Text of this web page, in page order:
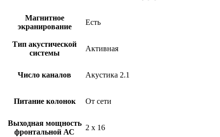
Магнитное
экранирование
Есть
Тип акустической
системы
Активная
Число каналов Акустика 2.1
Питание колонок От сети
Выходная мощность
фронтальной АС
2 х 16